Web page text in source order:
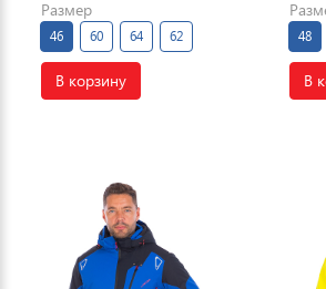
Размер
46 60 64 62
В корзину
48
В